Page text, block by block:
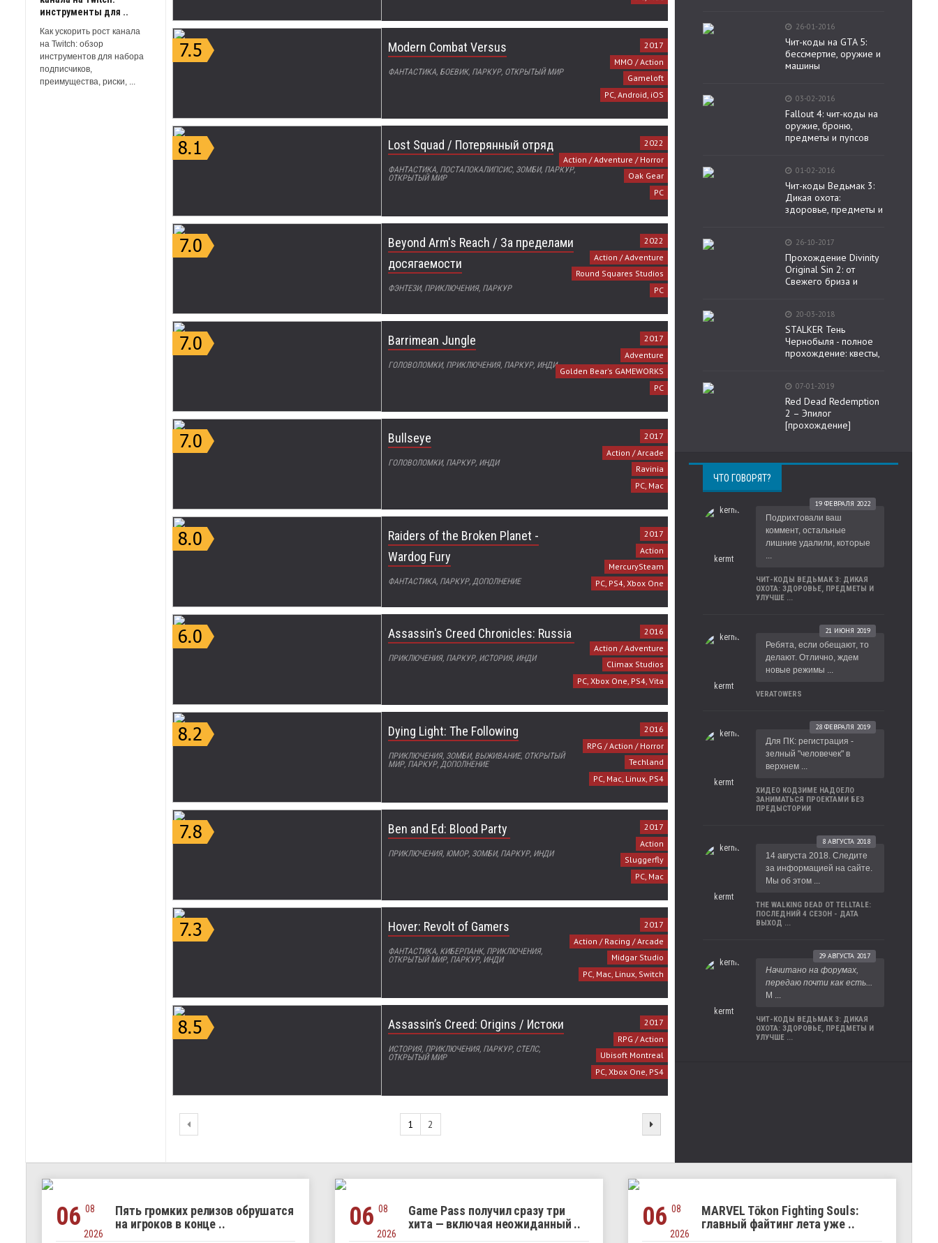
инструменты для ..
Как ускорить рост канала
на Twitch: обзор
инструментов для набора
подписчиков,
преимущества, риски, ...
Modern Combat Versus
ФАНТАСТИКА, БОЕВИК, ПАРКУР, ОТКРЫТЫЙ МИР
2017
MMO / Action
Gameloft
PC, Android, iOS
Lost Squad / Потерянный отряд
ФАНТАСТИКА, ПОСТАПОКАЛИПСИС, ЗОМБИ, ПАРКУР,
ОТКРЫТЫЙ МИР
2022
Action / Adventure / Horror
Oak Gear
PC
Beyond Arm's Reach / За пределами
досягаемости
ФЭНТЕЗИ, ПРИКЛЮЧЕНИЯ, ПАРКУР
2022
Action / Adventure
Round Squares Studios
PC
Barrimean Jungle
ГОЛОВОЛОМКИ, ПРИКЛЮЧЕНИЯ, ПАРКУР, ИНДИ
2017
Adventure
Golden Bear's GAMEWORKS
PC
Bullseye
ГОЛОВОЛОМКИ, ПАРКУР, ИНДИ
2017
Action / Arcade
Ravinia
PC, Mac
Raiders of the Broken Planet -
Wardog Fury
ФАНТАСТИКА, ПАРКУР, ДОПОЛНЕНИЕ
2017
Action
MercurySteam
PC, PS4, Xbox One
Assassin's Creed Chronicles: Russia
ПРИКЛЮЧЕНИЯ, ПАРКУР, ИСТОРИЯ, ИНДИ
2016
Action / Adventure
Climax Studios
PC, Xbox One, PS4, Vita
Dying Light: The Following
ПРИКЛЮЧЕНИЯ, ЗОМБИ, ВЫЖИВАНИЕ, ОТКРЫТЫЙ
МИР, ПАРКУР, ДОПОЛНЕНИЕ
2016
RPG / Action / Horror
Techland
PC, Mac, Linux, PS4
Ben and Ed: Blood Party
ПРИКЛЮЧЕНИЯ, ЮМОР, ЗОМБИ, ПАРКУР, ИНДИ
2017
Action
Sluggerfly
PC, Mac
Hover: Revolt of Gamers
ФАНТАСТИКА, КИБЕРПАНК, ПРИКЛЮЧЕНИЯ,
ОТКРЫТЫЙ МИР, ПАРКУР, ИНДИ
2017
Action / Racing / Arcade
Midgar Studio
PC, Mac, Linux, Switch
Assassin’s Creed: Origins / Истоки
ИСТОРИЯ, ПРИКЛЮЧЕНИЯ, ПАРКУР, СТЕЛС,
ОТКРЫТЫЙ МИР
2017
RPG / Action
Ubisoft Montreal
PC, Xbox One, PS4
1 2
26-01-2016
Чит-коды на GTA 5:
бессмертие, оружие и
машины
03-02-2016
Fallout 4: чит-коды на
оружие, броню,
предметы и пупсов
01-02-2016
Чит-коды Ведьмак 3:
Дикая охота:
здоровье, предметы и
26-10-2017
Прохождение Divinity
Original Sin 2: от
Свежего бриза и
20-03-2018
STALKER Тень
Чернобыля - полное
прохождение: квесты,
07-01-2019
Red Dead Redemption
2 – Эпилог
[прохождение]
ЧТО ГОВОРЯТ?
kermt
19 ФЕВРАЛЯ 2022
Подрихтовали ваш
коммент, остальные
лишние удалили, которые
...
ЧИТ-КОДЫ ВЕДЬМАК 3: ДИКАЯ
ОХОТА: ЗДОРОВЬЕ, ПРЕДМЕТЫ И
УЛУЧШЕ ...
kermt
21 ИЮНЯ 2019
Ребята, если обещают, то
делают. Отлично, ждем
новые режимы ...
VERATOWERS
kermt
28 ФЕВРАЛЯ 2019
Для ПК: регистрация -
зелный "человечек" в
верхнем ...
ХИДЕО КОДЗИМЕ НАДОЕЛО
ЗАНИМАТЬСЯ ПРОЕКТАМИ БЕЗ
ПРЕДЫСТОРИИ
kermt
8 АВГУСТА 2018
14 августа 2018. Следите
за информацией на сайте.
Мы об этом ...
THE WALKING DEAD ОТ TELLTALE:
ПОСЛЕДНИЙ 4 СЕЗОН - ДАТА
ВЫХОД ...
kermt
29 АВГУСТА 2017
Начитано на форумах,
передаю почти как есть...
М ...
ЧИТ-КОДЫ ВЕДЬМАК 3: ДИКАЯ
ОХОТА: ЗДОРОВЬЕ, ПРЕДМЕТЫ И
УЛУЧШЕ ...
06 08
2026
Пять громких релизов обрушатся
на игроков в конце ..
06 08
2026
Game Pass получил сразу три
хита — включая неожиданный ..
06 08
2026
MARVEL Tōkon Fighting Souls:
главный файтинг лета уже ..